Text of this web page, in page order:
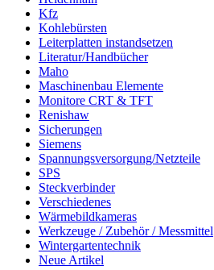
Kfz
Kohlebürsten
Leiterplatten instandsetzen
Literatur/Handbücher
Maho
Maschinenbau Elemente
Monitore CRT & TFT
Renishaw
Sicherungen
Siemens
Spannungsversorgung/Netzteile
SPS
Steckverbinder
Verschiedenes
Wärmebildkameras
Werkzeuge / Zubehör / Messmittel
Wintergartentechnik
Neue Artikel